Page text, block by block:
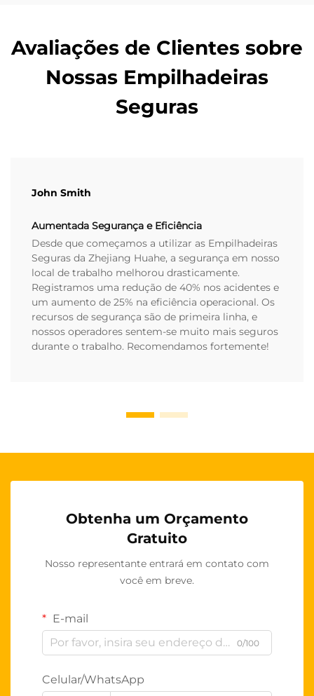
Avaliações de Clientes sobre
Nossas Empilhadeiras
Seguras
John Smith
Aumentada Segurança e Eficiência
Desde que começamos a utilizar as Empilhadeiras
Seguras da Zhejiang Huahe, a segurança em nosso
local de trabalho melhorou drasticamente.
Registramos uma redução de 40% nos acidentes e
um aumento de 25% na eficiência operacional. Os
recursos de segurança são de primeira linha, e
nossos operadores sentem-se muito mais seguros
durante o trabalho. Recomendamos fortemente!
Obtenha um Orçamento
Gratuito
Nosso representante entrará em contato com
você em breve.
E-mail
0/100
Celular/WhatsApp